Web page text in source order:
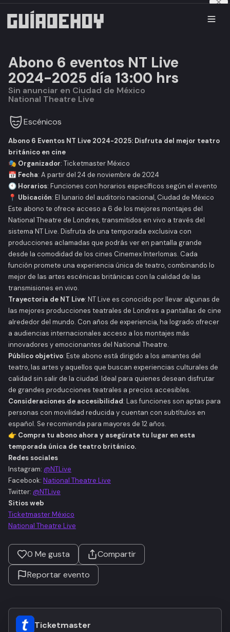
Abono 6 eventos NT Live
2024-2025 día 13:00 hrs
Sin anunciar en Ciudad de México
National Theatre Live
Escénicos
Abono 6 Eventos NT Live 2024-2025: Disfruta del mejor teatro
británico en cine
🎭 Organizador: Ticketmaster México
📅 Fecha: A partir del 24 de noviembre de 2024
🕙 Horarios: Funciones con horarios específicos según el evento
📍 Ubicación: El lunario del auditorio nacional, Ciudad de México
Este abono te ofrece acceso a 6 de los mejores montajes del
National Theatre de Londres, transmitidos en vivo a través del
sistema NT Live. Disfruta de una temporada exclusiva con
producciones aclamadas que podrás ver en pantalla grande
desde la comodidad de los cines Cinemex Interlomas. Cada
función promete una experiencia única de teatro, combinando lo
mejor de las artes escénicas británicas con la calidad de las
transmisiones en vivo.
Trayectoria de NT Live: NT Live es conocido por llevar algunas de
las mejores producciones teatrales de Londres a pantallas de cine
alrededor del mundo. Con años de experiencia, ha logrado ofrecer
a audiencias internacionales acceso a los montajes más
innovadores y emocionantes del National Theatre.
Público objetivo: Este abono está dirigido a los amantes del
teatro, las artes y aquellos que buscan experiencias culturales de
calidad sin salir de la ciudad. Ideal para quienes desean disfrutar
de grandes producciones teatrales a precios accesibles.
Consideraciones de accesibilidad: Las funciones son aptas para
personas con movilidad reducida y cuentan con subtítulos en
español. Se recomienda para mayores de 12 años.
👉 Compra tu abono ahora y asegúrate tu lugar en esta
temporada única de teatro británico.
Redes sociales
Instagram: @NTLive
Facebook: National Theatre Live
Twitter: @NTLive
Sitios web
Ticketmaster México
National Theatre Live
0 Me gusta
Compartir
Reportar evento
Ticketmaster